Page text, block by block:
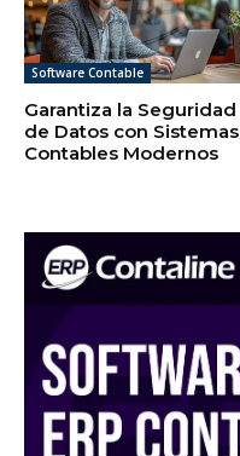
Software Contable
Garantiza la Seguridad
de Datos con Sistemas
Contables Modernos